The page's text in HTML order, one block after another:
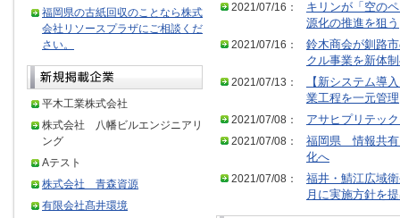
福岡県の古紙回収のことなら株式
会社リソースプラザにご相談くだ
さい。
平木工業株式会社
株式会社 八幡ビルエンジニアリ
ング
Aテスト
株式会社 青森資源
有限会社髙井環境
2021/07/16：
キリンが「空の
源化の推進を狙う
2021/07/16：
鈴木商会が釧路
クル事業を新体
2021/07/13：
【新システム導
業工程を一元管理
2021/07/08：
アサヒプリテッ
2021/07/08：
福岡県 情報共有
化へ
2021/07/08：
福井・鯖江広域
月に実施方針を